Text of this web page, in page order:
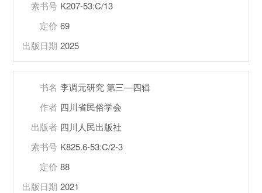
索书号 K207-53:C/13
定价 69
出版日期 2025
书名 李调元研究 第三—四辑
作者 四川省民俗学会
出版者 四川人民出版社
索书号 K825.6-53:C/2-3
定价 88
出版日期 2021